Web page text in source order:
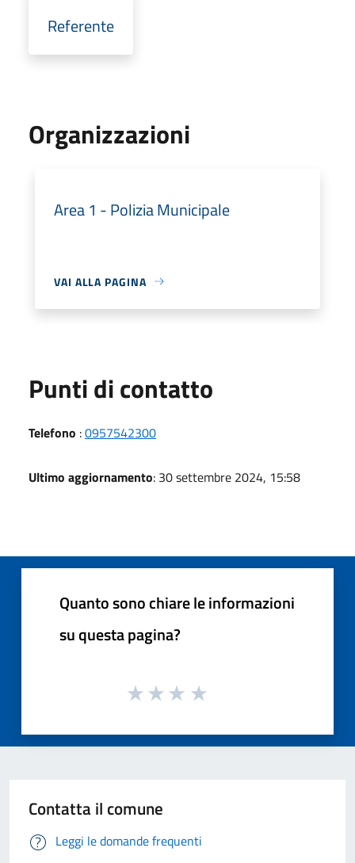
Referente
Organizzazioni
Area 1 - Polizia Municipale
VAI ALLA PAGINA
Punti di contatto
Telefono :0957542300
Ultimo aggiornamento: 30 settembre 2024, 15:58
Quanto sono chiare le informazioni
su questa pagina?
Contatta il comune
Leggi le domande frequenti